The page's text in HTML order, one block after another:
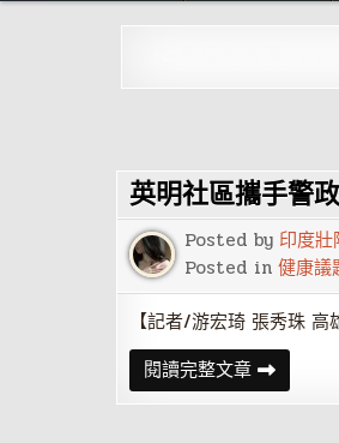
英明社區攜手警
Posted by 印度壯
Posted in 健康議
【記者/游宏琦 張秀珠
閱讀完整文章英
明
社